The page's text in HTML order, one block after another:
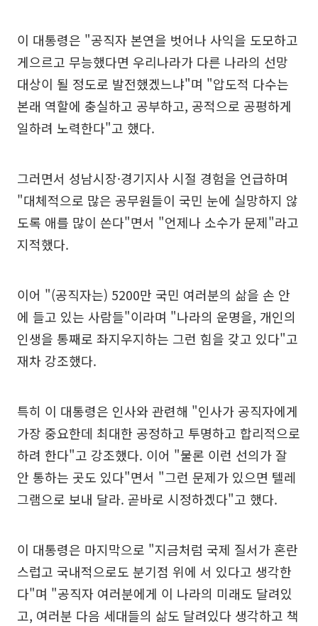
이 대통령은 "공직자 본연을 벗어나 사익을 도모하고
게으르고 무능했다면 우리나라가 다른 나라의 선망
대상이 될 정도로 발전했겠느냐"며 "압도적 다수는
본래 역할에 충실하고 공부하고, 공적으로 공평하게
일하려 노력한다"고 했다.
그러면서 성남시장·경기지사 시절 경험을 언급하며
"대체적으로 많은 공무원들이 국민 눈에 실망하지 않
도록 애를 많이 쓴다"면서 "언제나 소수가 문제"라고
지적했다.
이어 "(공직자는) 5200만 국민 여러분의 삶을 손 안
에 들고 있는 사람들"이라며 "나라의 운명을, 개인의
인생을 통째로 좌지우지하는 그런 힘을 갖고 있다"고
재차 강조했다.
특히 이 대통령은 인사와 관련해 "인사가 공직자에게
가장 중요한데 최대한 공정하고 투명하고 합리적으로
하려 한다"고 강조했다. 이어 "물론 이런 선의가 잘
안 통하는 곳도 있다"면서 "그런 문제가 있으면 텔레
그램으로 보내 달라. 곧바로 시정하겠다"고 했다.
이 대통령은 마지막으로 "지금처럼 국제 질서가 혼란
스럽고 국내적으로도 분기점 위에 서 있다고 생각한
다"며 "공직자 여러분에게 이 나라의 미래도 달려있
고, 여러분 다음 세대들의 삶도 달려있다 생각하고 책